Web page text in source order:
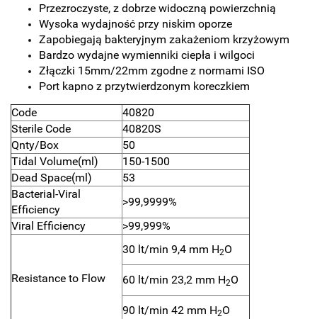
Przezroczyste, z dobrze widoczną powierzchnią
Wysoka wydajność przy niskim oporze
Zapobiegają bakteryjnym zakażeniom krzyżowym
Bardzo wydajne wymienniki ciepła i wilgoci
Złączki 15mm/22mm zgodne z normami ISO
Port kapno z przytwierdzonym koreczkiem
Code
40820
Sterile Code
40820S
Qnty/Box
50
Tidal Volume(ml)
150-1500
Dead Space(ml)
53
Bacterial-Viral
Efficiency
>99,9999%
Viral Efficiency
>99,999%
Resistance to Flow
30 lt/min 9,4 mm H2O
60 lt/min 23,2 mm H2O
90 lt/min 42 mm H2O